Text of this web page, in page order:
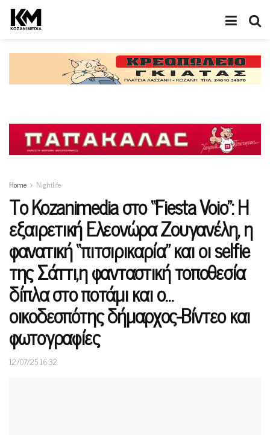
Home Nightlife
Το Kozanimedia στο “Fiesta Voio”: Η
εξαιρετική Ελεονώρα Ζουγανέλη, η
φανατική “πιτσιρικαρία” και οι selfie
της Σάττι,η φανταστική τοποθεσία
δίπλα στο ποτάμι και ο…
οικοδεσπότης δήμαρχος-Βίντεο και
φωτογραφίες
12/07/25 16:32